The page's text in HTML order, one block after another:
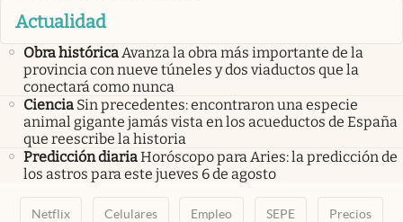
Actualidad
Obra históricaAvanza la obra más importante de la
provincia con nueve túneles y dos viaductos que la
conectará como nunca
Ciencia Sin precedentes: encontraron una especie
animal gigante jamás vista en los acueductos de España
que reescribe la historia
Predicción diariaHoróscopo para Aries: la predicción de
los astros para este jueves 6 de agosto
Netflix Celulares Empleo SEPE Precios